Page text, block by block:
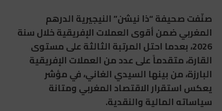
صنّفت صحيفة“ذا نيشن”النيجيرية الدرهم
المغربي ضمن أقوى العملات الإفريقية خلال سنة
2026، بعدما احتل المرتبة الثالثة على مستوى
القارة، متقدماً على عدد من العملات الإفريقية
البارزة، من بينها السيدي الغاني، في مؤشر
يعكس استقرار الاقتصاد المغربي ومتانة
سياساته المالية والنقدية.